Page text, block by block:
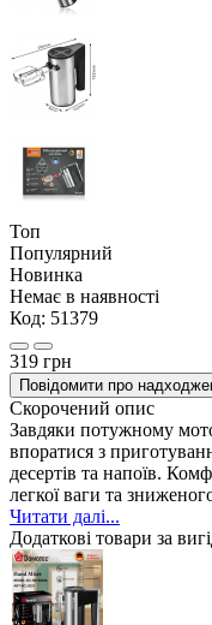
Топ
Популярний
Новинка
Немає в наявності
Код: 51379
319 грн
Повідомити про
Скорочений опис
Завдяки потужному
впоратися з
десертів та напоїв.
легкої ваги та
Читати далі...
Додаткові товари за